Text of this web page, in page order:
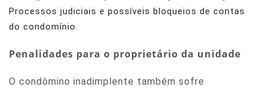
Processos judiciais e possíveis bloqueios de contas
do condomínio.
Penalidades para o proprietário da unidade
O condômino inadimplente também sofre